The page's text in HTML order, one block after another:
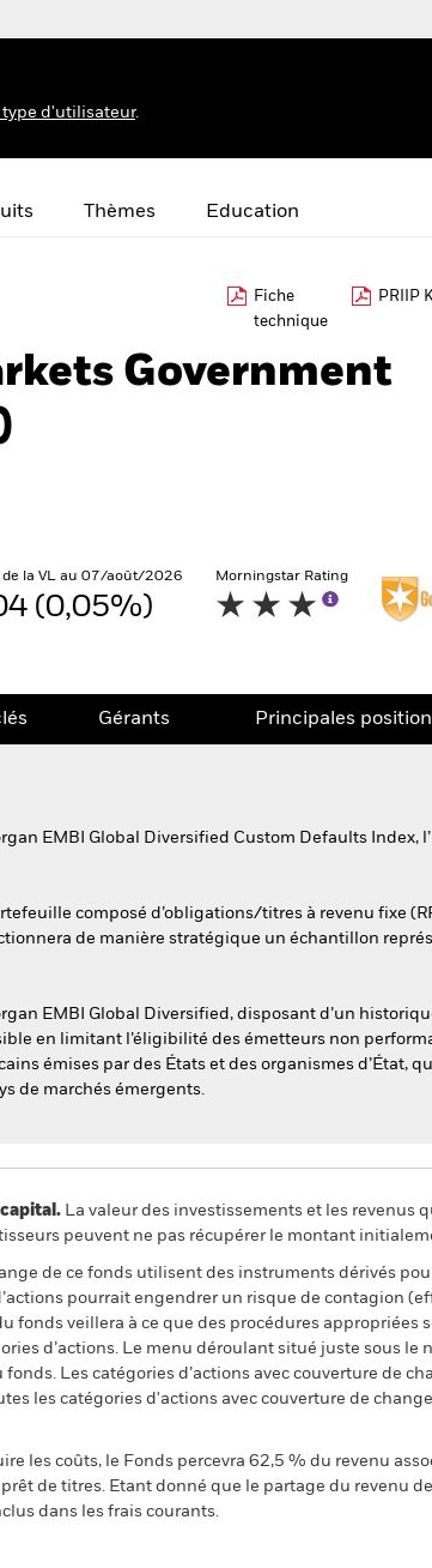
type d'utilisateur.
Thèmes Education
Fiche
technique
PRIIP
Government
la VL au 07/août/2026
(0,05%)
Morningstar Rating
Gérants Principales
EMBI Global Diversified Custom Defaults Index,
composé d’obligations/titres à revenu fixe
de manière stratégique un échantillon
EMBI Global Diversified, disposant d’un
en limitant l’éligibilité des émetteurs non
émises par des États et des organismes d’État,
de marchés émergents.
capital. La valeur des investissements et les revenus
peuvent ne pas récupérer le montant
de ce fonds utilisent des instruments dérivés
pourrait engendrer un risque de contagion
fonds veillera à ce que des procédures appropriées
d’actions. Le menu déroulant situé juste sous le
Les catégories d’actions avec couverture de
les catégories d'actions avec couverture de
les coûts, le Fonds percevra 62,5 % du revenu
de titres. Etant donné que le partage du revenu
dans les frais courants.